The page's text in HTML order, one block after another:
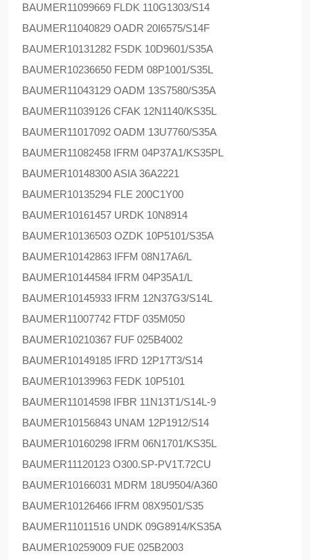
BAUMER11099669 FLDK 110G1303/S14
BAUMER11040829 OADR 20I6575/S14F
BAUMER10131282 FSDK 10D9601/S35A
BAUMER10236650 FEDM 08P1001/S35L
BAUMER11043129 OADM 13S7580/S35A
BAUMER11039126 CFAK 12N1140/KS35L
BAUMER11017092 OADM 13U7760/S35A
BAUMER11082458 IFRM 04P37A1/KS35PL
BAUMER10148300 ASIA 36A2221
BAUMER10135294 FLE 200C1Y00
BAUMER10161457 URDK 10N8914
BAUMER10136503 OZDK 10P5101/S35A
BAUMER10142863 IFFM 08N17A6/L
BAUMER10144584 IFRM 04P35A1/L
BAUMER10145933 IFRM 12N37G3/S14L
BAUMER11007742 FTDF 035M050
BAUMER10210367 FUF 025B4002
BAUMER10149185 IFRD 12P17T3/S14
BAUMER10139963 FEDK 10P5101
BAUMER11014598 IFBR 11N13T1/S14L-9
BAUMER10156843 UNAM 12P1912/S14
BAUMER10160298 IFRM 06N1701/KS35L
BAUMER11120123 O300.SP-PV1T.72CU
BAUMER10166031 MDRM 18U9504/A360
BAUMER10126466 IFRM 08X9501/S35
BAUMER11011516 UNDK 09G8914/KS35A
BAUMER10259009 FUE 025B2003